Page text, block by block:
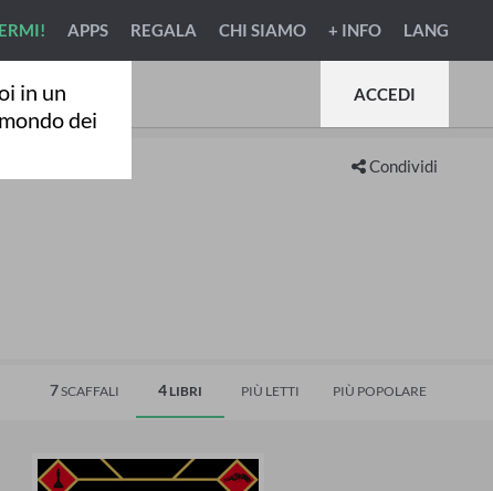
in un
dei
APPS REGALA CHI SIAMO + INFO LANG
ACCEDI
Condividi
7SCAFFALI 4 LIBRI PIÙ LETTI PIÙ POPOLARE